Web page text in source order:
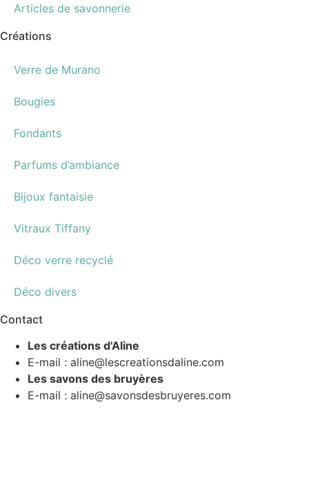
Articles de savonnerie
Créations
Verre de Murano
Bougies
Fondants
Parfums d’ambiance
Bijoux fantaisie
Vitraux Tiffany
Déco verre recyclé
Déco divers
Contact
Les créations d'Aline
E-mail : aline@lescreationsdaline.com
Les savons des bruyères
E-mail : aline@savonsdesbruyeres.com